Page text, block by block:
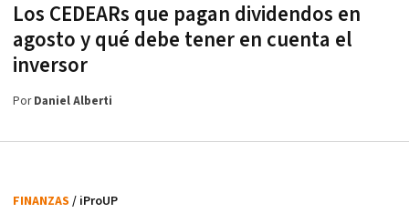
Los CEDEARs que pagan dividendos en
agosto y qué debe tener en cuenta el
inversor
PorDaniel Alberti
FINANZAS / iProUP